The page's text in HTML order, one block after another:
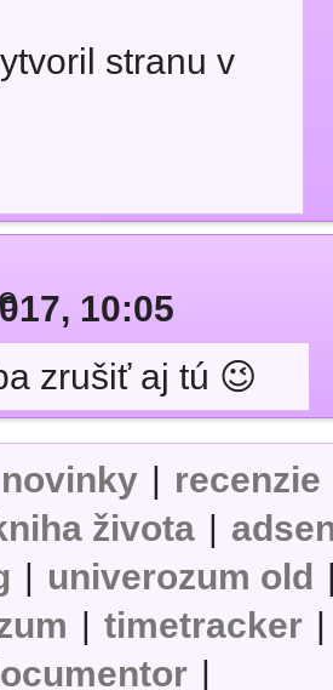
stranu v
10:05
zrušiť aj tú 😉
novinky | recenzie
života |
| univerozum old
| timetracker |
|